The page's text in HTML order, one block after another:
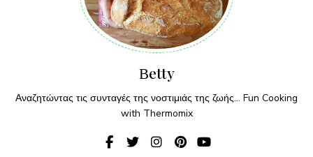
Βetty
Αναζητώντας τις συνταγές της νοστιμιάς της ζωής... Fun Cooking
with Thermomix